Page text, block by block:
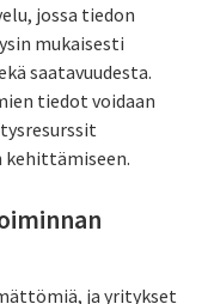
jossa tiedon
mukaisesti
saatavuudesta.
tiedot voidaan
ja yritykset